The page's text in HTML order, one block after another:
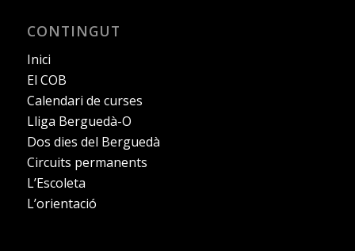
CONTINGUT
Inici
El COB
Calendari de curses
Lliga Berguedà-O
Dos dies del Berguedà
Circuits permanents
L’Escoleta
L’orientació